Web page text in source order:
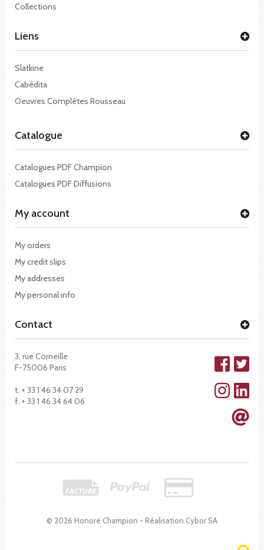
Collections
© 2026 Honoré Champion - Réalisation Cybor SA
Liens
Slatkine
Cabédita
Oeuvres Complètes Rousseau
Catalogue
Catalogues PDF Champion
Catalogues PDF Diffusions
My account
My orders
My credit slips
My addresses
My personal info
Contact
3, rue Corneille
F-75006 Paris
t. + 33 1 46 34 07 29
f. + 33 1 46 34 64 06